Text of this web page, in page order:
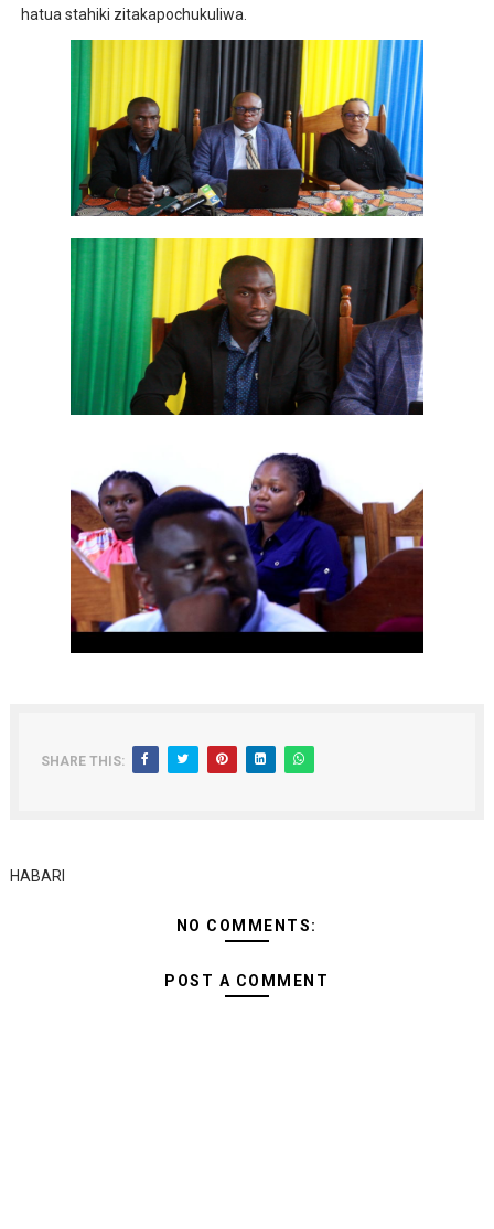
hatua stahiki zitakapochukuliwa.
SHARE THIS:
HABARI
NO COMMENTS:
POST A COMMENT